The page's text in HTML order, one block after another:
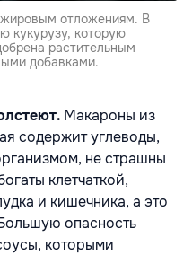
отложениям. В
кукурузу, которую
растительным
добавками.
Макароны из
содержит углеводы,
не страшны
клетчаткой,
и кишечника, а это
опасность
которыми